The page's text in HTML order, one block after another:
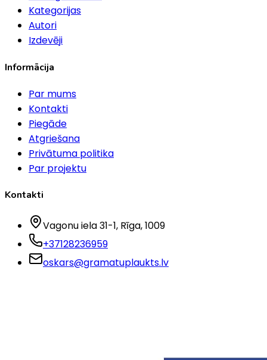
Kategorijas
Autori
Izdevēji
Informācija
Par mums
Kontakti
Piegāde
Atgriešana
Privātuma politika
Par projektu
Kontakti
Vagonu iela 31-1, Rīga, 1009
+37128236959
oskars@gramatuplaukts.lv